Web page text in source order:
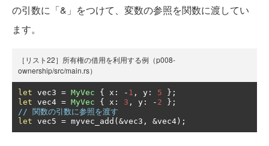
の引数に「&」をつけて、変数の参照を関数に渡してい
ます。
［リスト22］所有権の借用を利用する例（p008-
ownership/src/main.rs）
let vec3 = MyVec { x : - 1 , y : 5
};
let vec4 = MyVec { x : 3 , y : - 2
};
// 関数の引数に参照を渡す
let vec5 = myvec_add (&vec3 , &vec4 );